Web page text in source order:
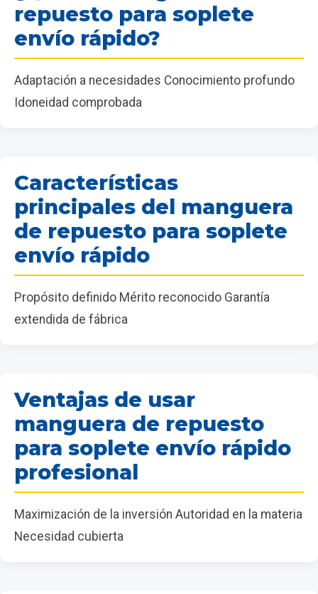
repuesto para soplete
envío rápido?
Adaptación a necesidades Conocimiento profundo
Idoneidad comprobada
Características
principales del manguera
de repuesto para soplete
envío rápido
Propósito definido Mérito reconocido Garantía
extendida de fábrica
Ventajas de usar
manguera de repuesto
para soplete envío rápido
profesional
Maximización de la inversión Autoridad en la materia
Necesidad cubierta